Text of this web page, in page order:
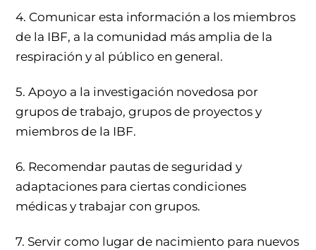
4. Comunicar esta información a los miembros
de la IBF, a la comunidad más amplia de la
respiración y al público en general.
5. Apoyo a la investigación novedosa por
grupos de trabajo, grupos de proyectos y
miembros de la IBF.
6. Recomendar pautas de seguridad y
adaptaciones para ciertas condiciones
médicas y trabajar con grupos.
7. Servir como lugar de nacimiento para nuevos